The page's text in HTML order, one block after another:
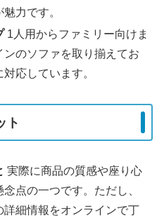
力です。
1人用からファミリー向けま
のソファを取り揃えてお
応しています。
ト
実際に商品の質感や座り心
点の一つです。ただし、
詳細情報をオンラインで丁